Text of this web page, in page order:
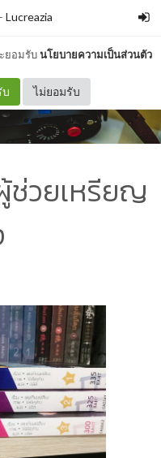
ยอมรับนโยบายความเป็นส่วนตัว
บ ไม่ยอมรับ
Lucreazia
ช่วยเหรียญ